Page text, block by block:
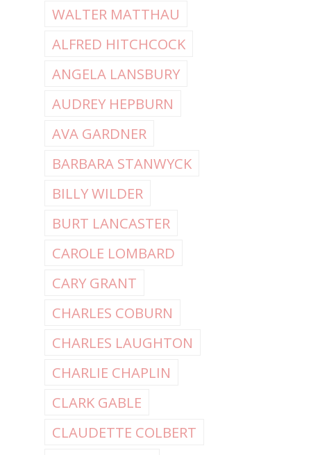
WALTER MATTHAU
ALFRED HITCHCOCK
ANGELA LANSBURY
AUDREY HEPBURN
AVA GARDNER
BARBARA STANWYCK
BILLY WILDER
BURT LANCASTER
CAROLE LOMBARD
CARY GRANT
CHARLES COBURN
CHARLES LAUGHTON
CHARLIE CHAPLIN
CLARK GABLE
CLAUDETTE COLBERT